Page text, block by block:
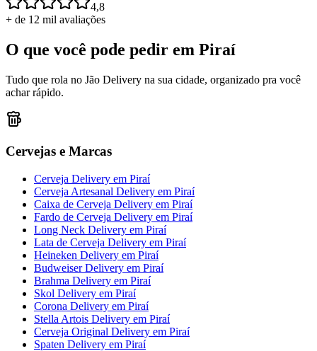
4,8
+ de 12 mil avaliações
O que você pode pedir em Piraí
Tudo que rola no Jão Delivery na sua cidade, organizado pra você
achar rápido.
Cervejas e Marcas
Cerveja Delivery em Piraí
Cerveja Artesanal Delivery em Piraí
Caixa de Cerveja Delivery em Piraí
Fardo de Cerveja Delivery em Piraí
Long Neck Delivery em Piraí
Lata de Cerveja Delivery em Piraí
Heineken Delivery em Piraí
Budweiser Delivery em Piraí
Brahma Delivery em Piraí
Skol Delivery em Piraí
Corona Delivery em Piraí
Stella Artois Delivery em Piraí
Cerveja Original Delivery em Piraí
Spaten Delivery em Piraí